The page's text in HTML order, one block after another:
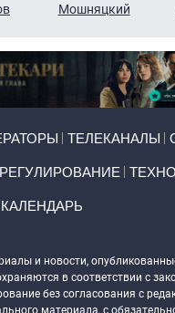
Мошняцкий
ТЕЛЕКАНАЛЫ
РЕГУЛИРОВАНИЕ
КАЛЕНДАРЬ
и новости,
в соответствии с
без согласования с
материала, с